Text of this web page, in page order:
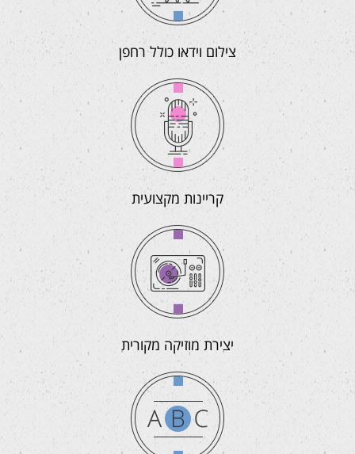
צילום וידאו כולל רחפן
קריינות מקצועית
יצירת מוזיקה מקורית